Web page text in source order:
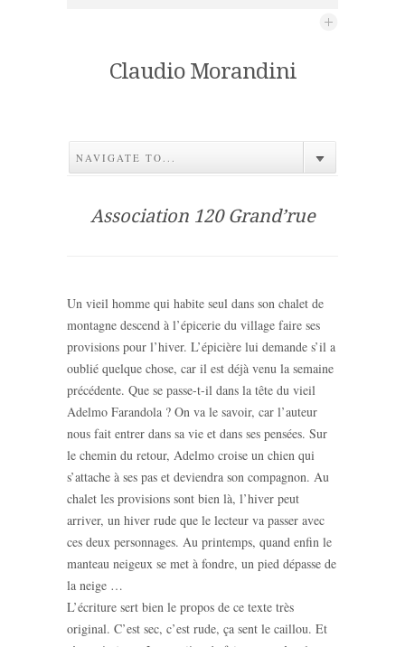
Claudio Morandini
NAVIGATE TO...
Association 120 Grand’rue
Un vieil homme qui habite seul dans son chalet de
montagne descend à l’épicerie du village faire ses
provisions pour l’hiver. L’épicière lui demande s’il a
oublié quelque chose, car il est déjà venu la semaine
précédente. Que se passe-t-il dans la tête du vieil
Adelmo Farandola ? On va le savoir, car l’auteur
nous fait entrer dans sa vie et dans ses pensées. Sur
le chemin du retour, Adelmo croise un chien qui
s’attache à ses pas et deviendra son compagnon. Au
chalet les provisions sont bien là, l’hiver peut
arriver, un hiver rude que le lecteur va passer avec
ces deux personnages. Au printemps, quand enfin le
manteau neigeux se met à fondre, un pied dépasse de
la neige …
L’écriture sert bien le propos de ce texte très
original. C’est sec, c’est rude, ça sent le caillou. Et